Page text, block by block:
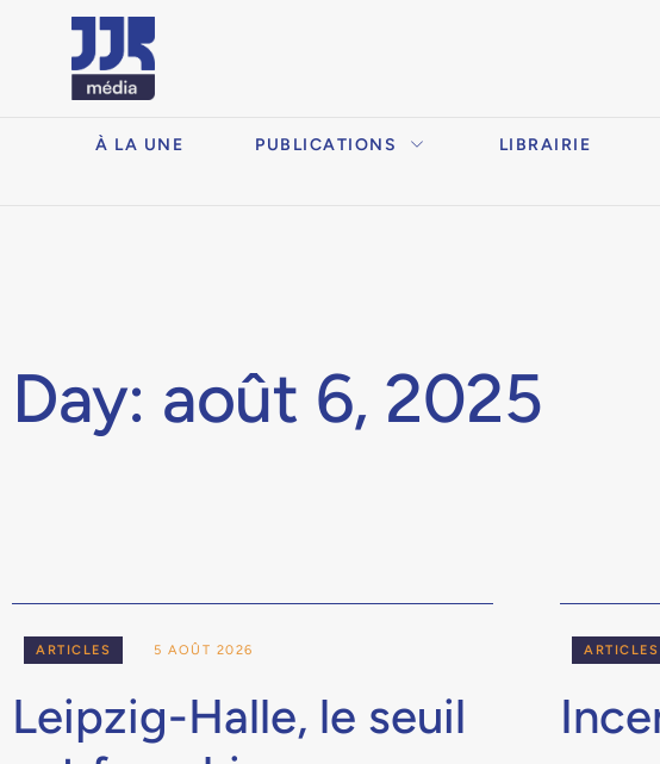
À LA UNE PUBLICATIONS LIBRAIRIE
Day: août 6, 2025
Leipzig-Halle, le seuil
5 AOÛT 2026
ARTICLES ARTICLES